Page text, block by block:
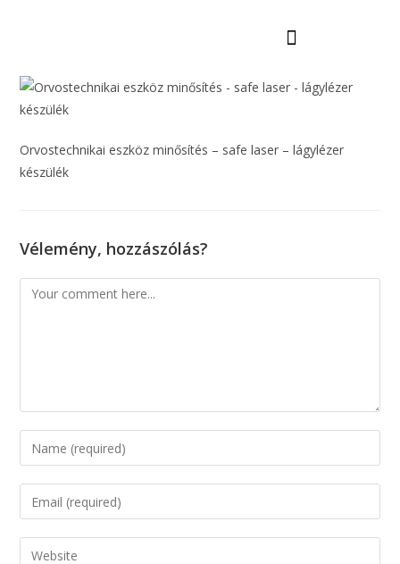
Orvostechnikai eszköz minősítés – safe laser – lágylézer
készülék
Vélemény, hozzászólás?